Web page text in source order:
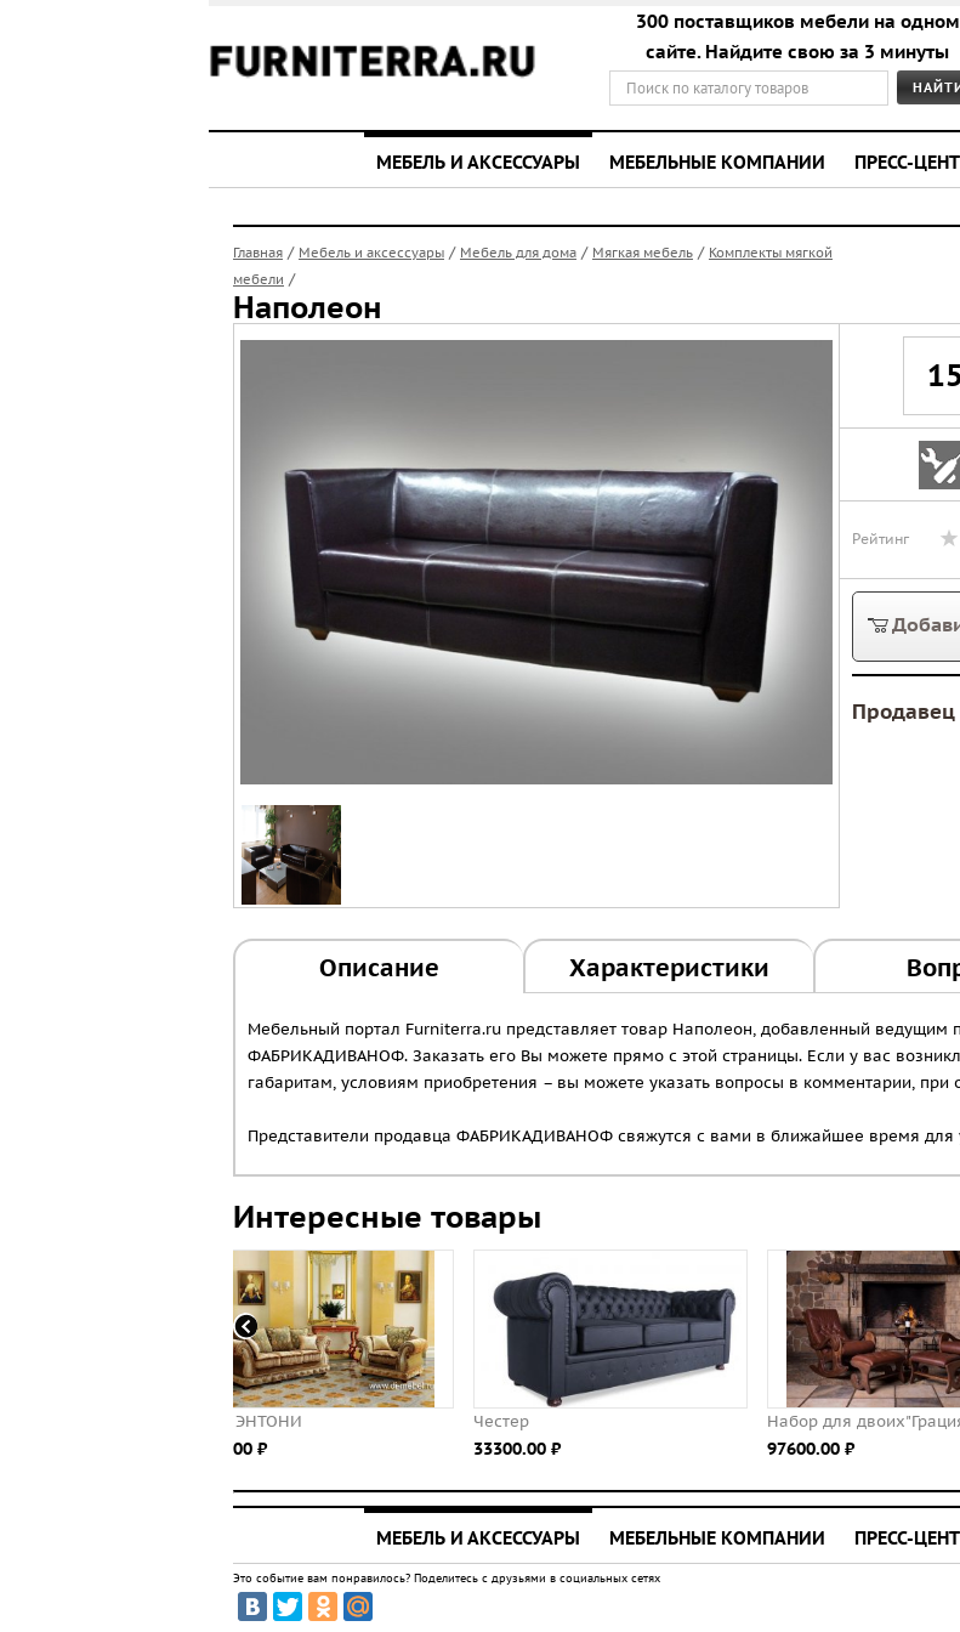
300 поставщиков мебели на одном
сайте. Найдите свою за 3 минуты
МЕБЕЛЬ И АКСЕССУАРЫ МЕБЕЛЬНЫЕ КОМПАНИИ ПРЕСС-
Главная / Мебель и аксессуары / Мебель для дома / Мягкая мебель / Комплекты мягкой
мебели /
Наполеон
Рейтинг
Описание Характеристики
Мебельный портал Furniterra.ru представляет товар Наполеон, добавленный ведущим
ФАБРИКАДИВАНОФ. Заказать его Вы можете прямо с этой страницы. Если у вас
габаритам, условиям приобретения – вы можете указать вопросы в комментарии, при
Представители продавца ФАБРИКАДИВАНОФ свяжутся с вами в ближайшее время для
Интересные товары
Честер
33300.00 ⃏ 97600.00 ⃏
Диван Лувр
354479.00 ⃏
МЕБЕЛЬ И АКСЕССУАРЫ МЕБЕЛЬНЫЕ КОМПАНИИ ПРЕСС-
Это событие вам понравилось? Поделитесь с друзьями в социальных сетях